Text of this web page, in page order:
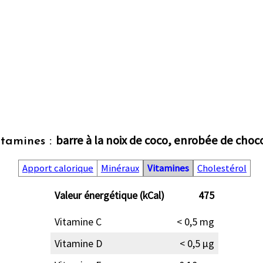
: barre à la noix de coco, enrobée de
Apport calorique Minéraux Vitamines Cholestérol
Valeur énergétique (kCal)
475
Vitamine C
< 0,5 mg
Vitamine D
< 0,5 µg